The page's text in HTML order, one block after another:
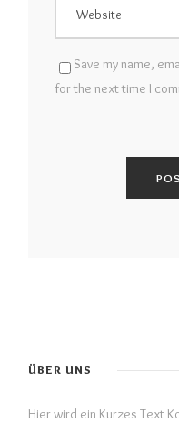
Save my name,
for the next time I
ÜBER UNS
Hier wird ein Kurzes Text